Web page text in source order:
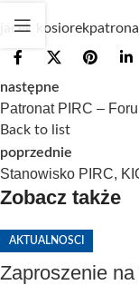
jacek kosiorek
następne
Patronat PIRC –
Back to list
poprzednie
Stanowisko PIRC,
Zobacz także
AKTUALNOSCI
Zaproszenie